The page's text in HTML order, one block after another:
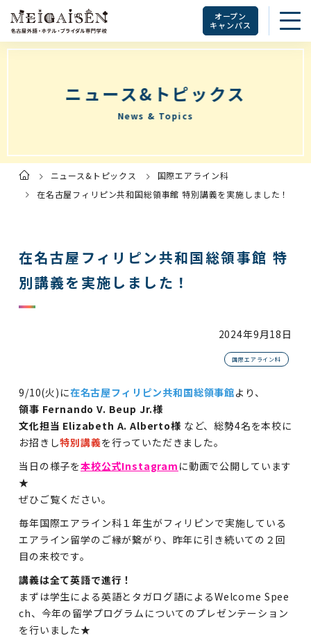
オープン
キャンパス
ニュース&トピックス
News & Topics
ト
プ
ペ
ニュース&トピックス
国際エアライン科
在名古屋フィリピン共和国総領事館 特別講義を実施しました！
在名古屋フィリピン共和国総領事館 特
別講義を実施しました！
2024年9月18日
国際エアライン科
9/10(火)に在名古屋フィリピン共和国総領事館より、
領事 Fernando V. Beup Jr.様
文化担当 Elizabeth A. Alberto様 など、総勢4名を本校に
お招きし特別講義を行っていただきました。
当日の様子を本校公式Instagram に動画で公開しています
★
ぜひご覧ください。
毎年国際エアライン科１年生がフィリピンで実施している
エアライン留学のご縁が繋がり、昨年に引き続いての２回
目の来校です。
講義は全て英語で進行！
まずは学生による英語とタガログ語によるWelcome Spee
ch、今年の留学プログラムについてのプレゼンテーション
を行いました★